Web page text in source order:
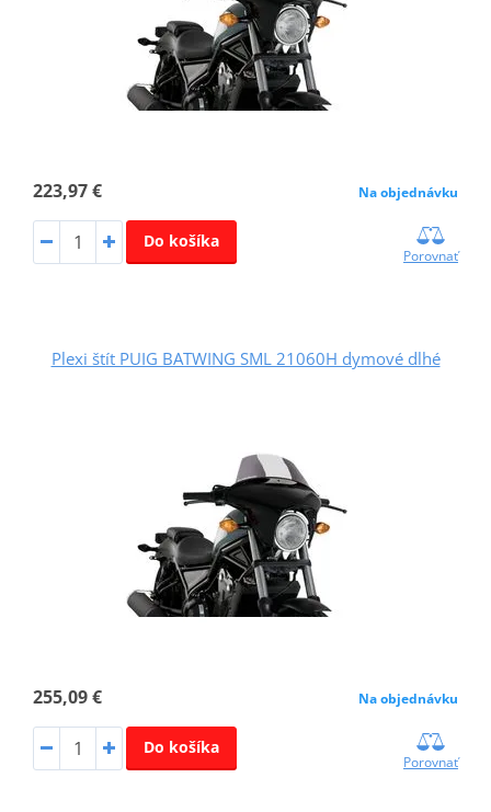
223,97 € Na objednávku
Do košíka
Porovnať
Plexi štít PUIG BATWING SML 21060H dymové dlhé
255,09 € Na objednávku
Do košíka
Porovnať